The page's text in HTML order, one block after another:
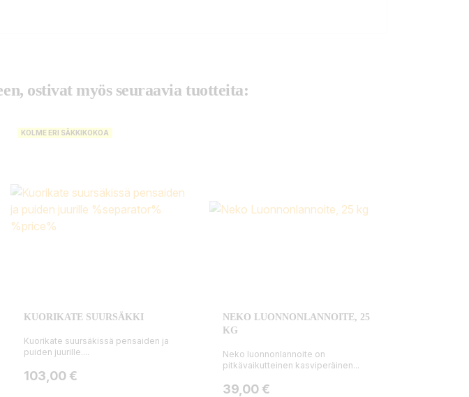
ostivat myös seuraavia tuotteita:
KOLME ERI SÄKKIKOKOA
KUORIKATE SUURSÄKKI
Kuorikate suursäkissä pensaiden ja
puiden juurille....
Hinta
103,00 €
NEKO LUONNONLANNOITE, 25
KG
Neko luonnonlannoite on
pitkävaikutteinen kasviperäinen...
Hinta
39,00 €